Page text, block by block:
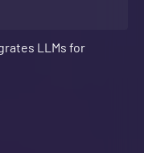
LLMs for